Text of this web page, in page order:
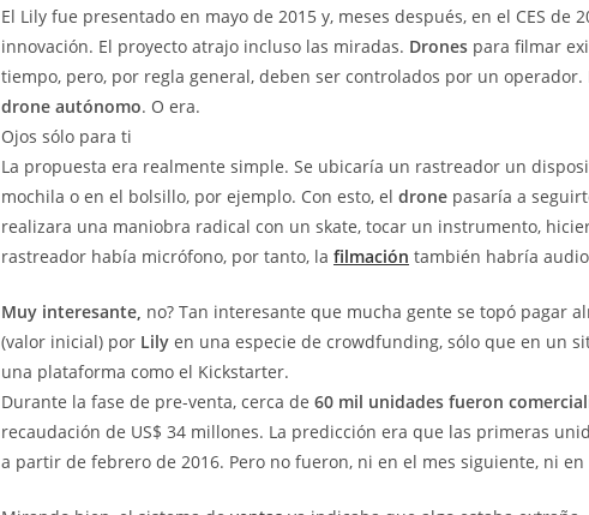
El Lily fue presentado en mayo de 2015 y, meses después, en el CES de
innovación. El proyecto atrajo incluso las miradas. Drones para filmar
tiempo, pero, por regla general, deben ser controlados por un operador.
drone autónomo. O era.
Ojos sólo para ti
La propuesta era realmente simple. Se ubicaría un rastreador un
mochila o en el bolsillo, por ejemplo. Con esto, el drone pasaría a
realizara una maniobra radical con un skate, tocar un instrumento,
rastreador había micrófono, por tanto, la filmación también habría
Muy interesante, no? Tan interesante que mucha gente se topó pagar
(valor inicial) por Lily en una especie de crowdfunding, sólo que en un
una plataforma como el Kickstarter.
Durante la fase de pre-venta, cerca de 60 mil unidades fueron
recaudación de US$ 34 millones. La predicción era que las primeras
a partir de febrero de 2016. Pero no fueron, ni en el mes siguiente, ni